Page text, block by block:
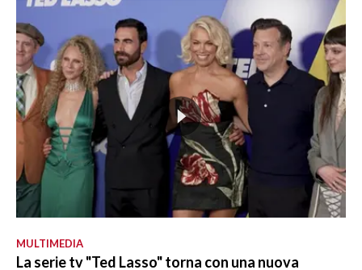
MULTIMEDIA
La serie tv "Ted Lasso" torna con una nuova